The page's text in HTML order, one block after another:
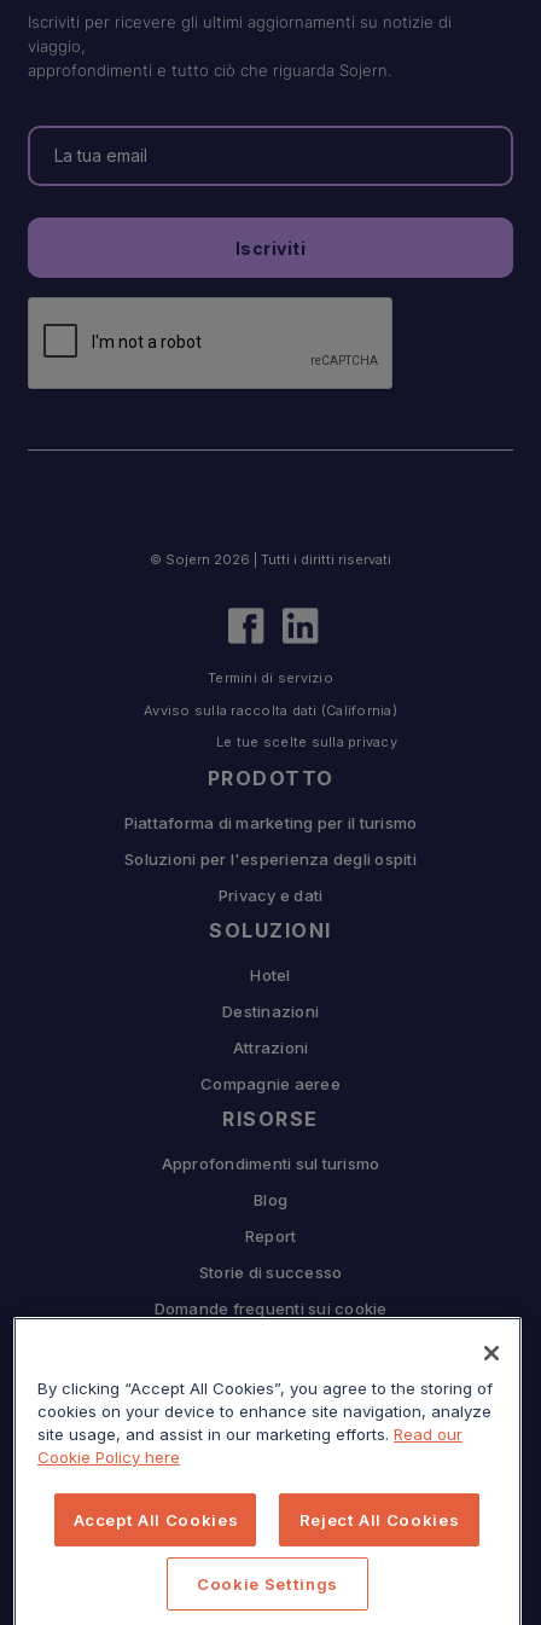
Iscriviti per ricevere gli ultimi aggiornamenti su notizie di
viaggio,
approfondimenti e tutto ciò che riguarda Sojern.
PRODOTTO
Piattaforma di marketing per il turismo
Soluzioni per l'esperienza degli ospiti
Privacy e dati
SOLUZIONI
Hotel
Destinazioni
Attrazioni
Compagnie aeree
RISORSE
Approfondimenti sul turismo
Blog
Report
Storie di successo
Domande frequenti sui cookie
Perché Sojern
Premere
Centro per la privacy
© Sojern 2026 | Tutti i diritti riservati
Termini di servizio
Avviso sulla raccolta dati (California)
Le tue scelte sulla privacy
By clicking “Accept All Cookies”, you agree to the storing of
cookies on your device to enhance site navigation, analyze
site usage, and assist in our marketing efforts. Read our
Cookie Policy here
Accept All Cookies Reject All Cookies
Cookie Settings